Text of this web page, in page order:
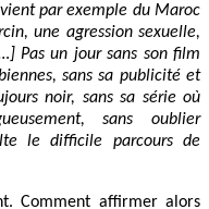
par exemple du Maroc
une agression sexuelle,
Pas un jour sans son film
sans sa publicité et
noir, sans sa série où
sans oublier
le difficile parcours de
Comment affirmer alors